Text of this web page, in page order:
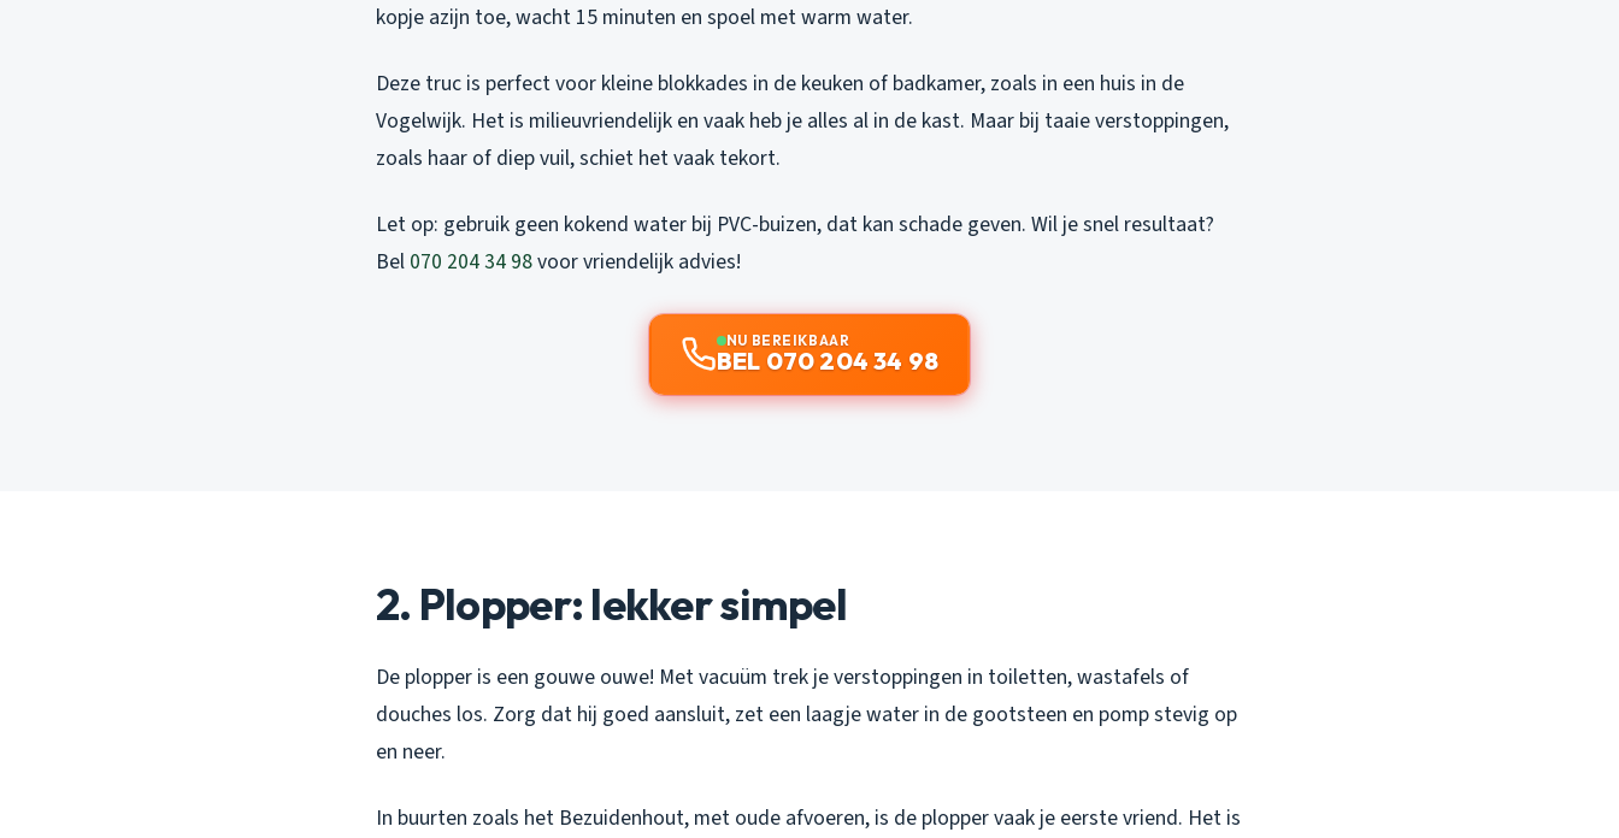
kopje azijn toe, wacht 15 minuten en spoel met warm water.
Deze truc is perfect voor kleine blokkades in de keuken of badkamer, zoals in een huis in de
Vogelwijk. Het is milieuvriendelijk en vaak heb je alles al in de kast. Maar bij taaie verstoppingen,
zoals haar of diep vuil, schiet het vaak tekort.
Let op: gebruik geen kokend water bij PVC-buizen, dat kan schade geven. Wil je snel resultaat?
Bel 070 204 34 98voor vriendelijk advies!
NU BEREIKBAAR
BEL 070 204 34 98
2. Plopper: lekker simpel
De plopper is een gouwe ouwe! Met vacuüm trek je verstoppingen in toiletten, wastafels of
douches los. Zorg dat hij goed aansluit, zet een laagje water in de gootsteen en pomp stevig op
en neer.
In buurten zoals het Bezuidenhout, met oude afvoeren, is de plopper vaak je eerste vriend. Het is